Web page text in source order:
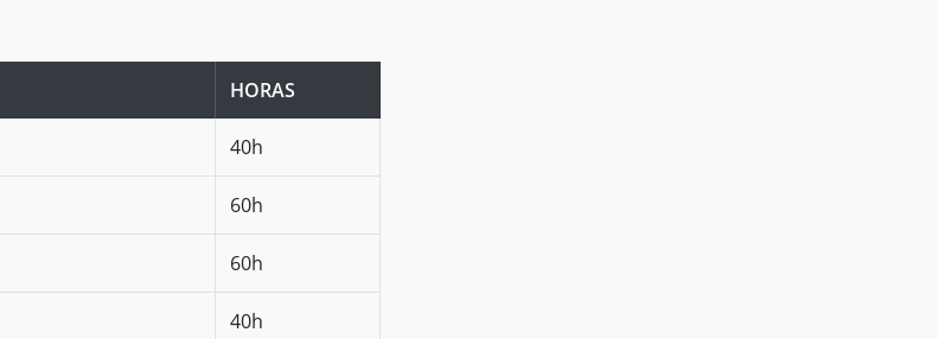
HORAS
40h
60h
60h
40h